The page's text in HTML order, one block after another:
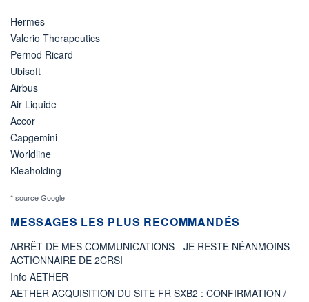
Hermes
Valerio Therapeutics
Pernod Ricard
Ubisoft
Airbus
Air Liquide
Accor
Capgemini
Worldline
Kleaholding
* source Google
MESSAGES LES PLUS RECOMMANDÉS
ARRÊT DE MES COMMUNICATIONS - JE RESTE NÉANMOINS
ACTIONNAIRE DE 2CRSI
Info AETHER
AETHER ACQUISITION DU SITE FR SXB2 : CONFIRMATION /